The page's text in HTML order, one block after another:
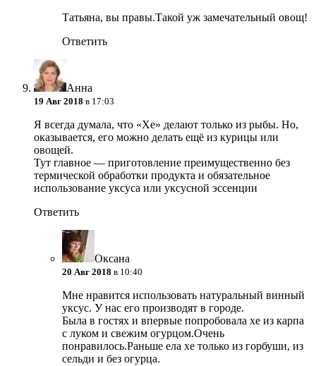
Татьяна, вы правы.Такой уж замечательный овощ!
Ответить
Анна
19 Авг 2018 в 17:03
Я всегда думала, что «Хе» делают только из рыбы. Но,
оказывается, его можно делать ещё из курицы или
овощей.
Тут главное — приготовление преимущественно без
термической обработки продукта и обязательное
использование уксуса или уксусной эссенции
Ответить
Оксана
20 Авг 2018 в 10:40
Мне нравится использовать натуральный винный
уксус. У нас его производят в городе.
Была в гостях и впервые попробовала хе из карпа
с луком и свежим огурцом.Очень
понравилось.Раньше ела хе только из горбуши, из
сельди и без огурца.